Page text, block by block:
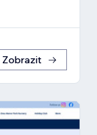
Zobrazit